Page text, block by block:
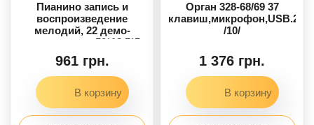
Пианино запись и
воспроизведение
мелодий, 22 демо-
мелодии, р-р 50*18,5*5
см, кор. 58*8,5*21,5см
/24-2/
961 грн.
Орган 328-68/69 37
/10/
1 376 грн.